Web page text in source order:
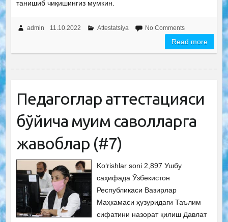
танишиб чиқишингиз мумкин.
admin 11.10.2022 Attestatsiya No Comments
Read more
Педагоглар аттестацияси
бўйича муҳим саволларга
жавоблар (#7)
Ko‘rishlar soni 2,897 Ушбу
саҳифада Ўзбекистон
Республикаси Вазирлар
Маҳкамаси ҳузуридаги Таълим
сифатини назорат қилиш Давлат